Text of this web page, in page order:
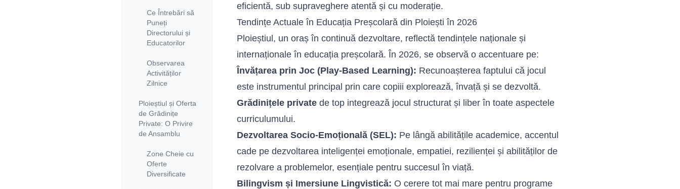
Ce Întrebări să
Puneți
Directorului și
Educatorilor
Observarea
Activităților
Zilnice
Ploieștiul și Oferta
de Grădinițe
Private: O Privire
de Ansamblu
Zone Cheie cu
Oferte
Diversificate
eficientă, sub supraveghere atentă și cu moderație.
Tendințe Actuale în Educația Preșcolară din Ploiești în 2026
Ploieștiul, un oraș în continuă dezvoltare, reflectă tendințele naționale și
internaționale în educația preșcolară. În 2026, se observă o accentuare pe:
Învățarea prin Joc (Play-Based Learning): Recunoașterea faptului că jocul
este instrumentul principal prin care copiii explorează, învață și se dezvoltă.
Grădinițele private de top integrează jocul structurat și liber în toate aspectele
curriculumului.
Dezvoltarea Socio-Emoțională (SEL): Pe lângă abilitățile academice, accentul
cade pe dezvoltarea inteligenței emoționale, empatiei, rezilienței și abilităților de
rezolvare a problemelor, esențiale pentru succesul în viață.
Bilingvism și Imersiune Lingvistică: O cerere tot mai mare pentru programe